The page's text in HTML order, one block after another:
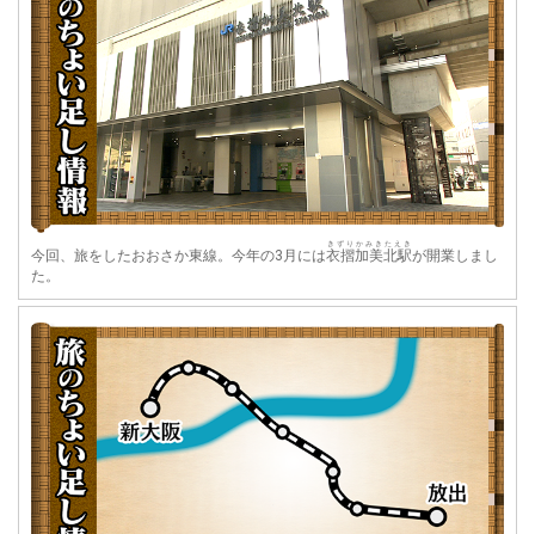
今回、旅をしたおおさか東線。今年の3月には衣摺
きずり
加美北駅
かみきたえき
が開業しまし
た。